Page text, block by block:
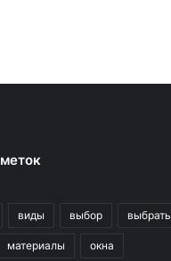
виды выбор выбрать
материалы окна